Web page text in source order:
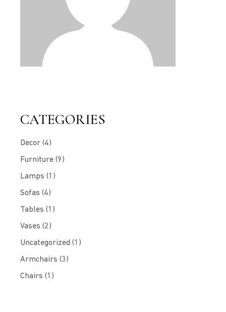
CATEGORIES
Decor (4)
Furniture (9)
Lamps (1)
Sofas (4)
Tables (1)
Vases (2)
Uncategorized (1)
Armchairs (3)
Chairs (1)